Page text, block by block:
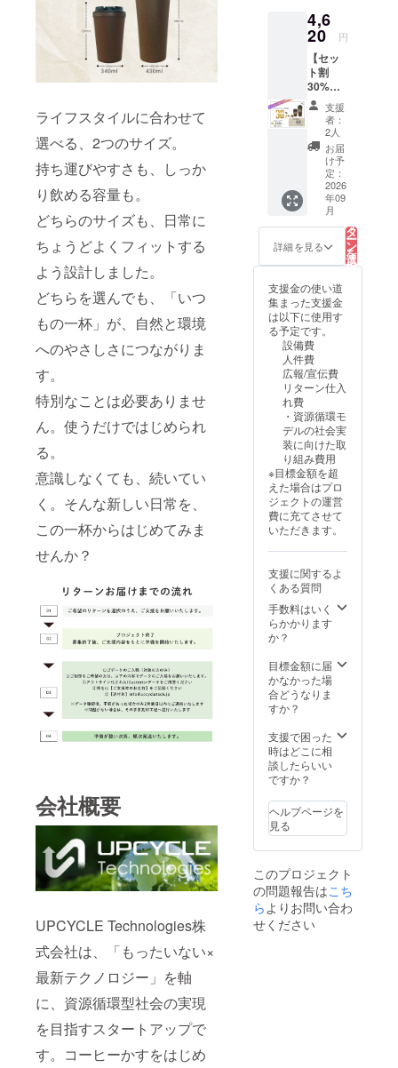
ライフスタイルに合わせて
選べる、2つのサイズ。
持ち運びやすさも、しっか
り飲める容量も。
どちらのサイズも、日常に
ちょうどよくフィットする
よう設計しました。
どちらを選んでも、「いつ
もの一杯」が、自然と環境
へのやさしさにつながりま
す。
特別なことは必要ありませ
ん。使うだけではじめられ
る。
意識しなくても、続いてい
く。そんな新しい日常を、
この一杯からはじめてみま
せんか？
会社概要
UPCYCLE Technologies株
式会社は、「もったいない×
最新テクノロジー」を軸
に、資源循環型社会の実現
を目指すスタートアップで
す。コーヒーかすをはじめ
出かす
を再利
用した
コー
ヒーバ
イオプ
ラス
チック
使用 ※
食洗機
には対
応して
おりま
せん。
（オリ
ジナル
り） ×1
点 ・
Kaffy
Pita
Cup
430ml
（オリ
ジナル
ロゴ入
り） ×1
品仕
様】 ・
倒れに
・二重
構造
（保
温・保
冷） ・
コー
ヒー抽
出かす
用した
コー
ヒーバ
イオプ
ラス
チック
使用 ※
食洗機
には対
せん。
6,270円
→
4,466円
（税
込・送
料込
み）
（約
30%OF
F）
【内
容】 ・
Kaffy
Pita
Cup
340ml
（ロゴ
Kaffy
Pita
Cup
430ml
（ロゴ
なし）
×1点
【製品
・倒れ
にくい
吸盤構
造 ・二
重構造
（保
温・保
冷） ・
コー
を再利
用した
ヒーバ
イオプ
使用 ※
食洗機
には対
せん。
4,6
20 円
【セッ
ト割
30%OF
F】
Kaffy
Pita
Cup 2サ
イズ
セット
（ロゴ
あり）
《1,870
円お
得！》
一般販
売予定
価格
6,490円
→
4,620円
（税
込・送
料込
み）
30%OF
F）
【内
容】 ・
Kaffy
Pita
Cup
340ml
（ロゴ
×1点 ・
Kaffy
Pita
Cup
430ml
（ロゴ
【製品
仕様】
・倒れ
造 ・二
重構造
（保
温・保
冷） ・
コー
出かす
を再利
用した
コー
ヒーバ
イオプ
ラス
支援
者：
2人
お届
け予
定：
2026
年09
月
詳細を見る
リ
タ
ー
ン
を
選
択
支援金の使い道
集まった支援金
は以下に使用す
る予定です。
設備費
人件費
広報/宣伝費
リターン仕入
れ費
・資源循環モ
デルの社会実
装に向けた取
り組み費用
※目標金額を超
えた場合はプロ
ジェクトの運営
費に充てさせて
いただきます。
支援に関するよ
くある質問
手数料はいく
らかかります
か？
目標金額に届
かなかった場
合どうなりま
すか？
支援で困った
時はどこに相
談したらいい
ですか？
ヘルプページを
見る
このプロジェクト
の問題報告はこち
らよりお問い合わ
せください